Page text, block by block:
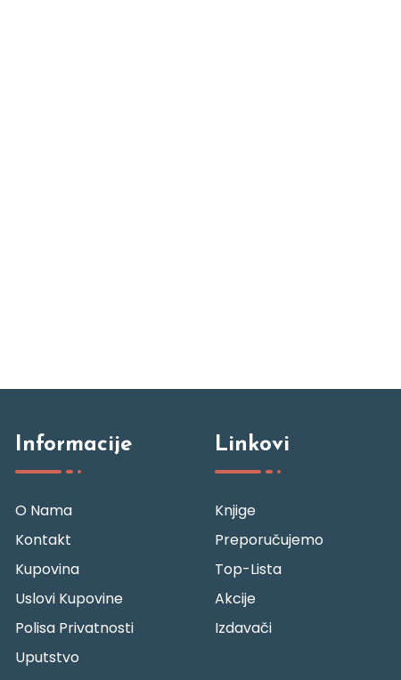
Informacije
O Nama
Kontakt
Kupovina
Uslovi Kupovine
Polisa Privatnosti
Uputstvo
Linkovi
Knjige
Preporučujemo
Top-Lista
Akcije
Izdavači